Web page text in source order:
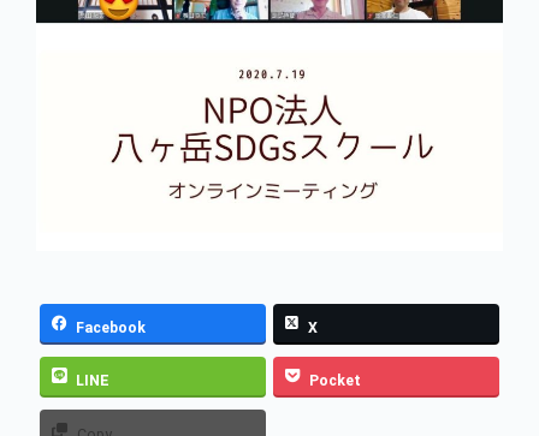
Facebook X
LINE Pocket